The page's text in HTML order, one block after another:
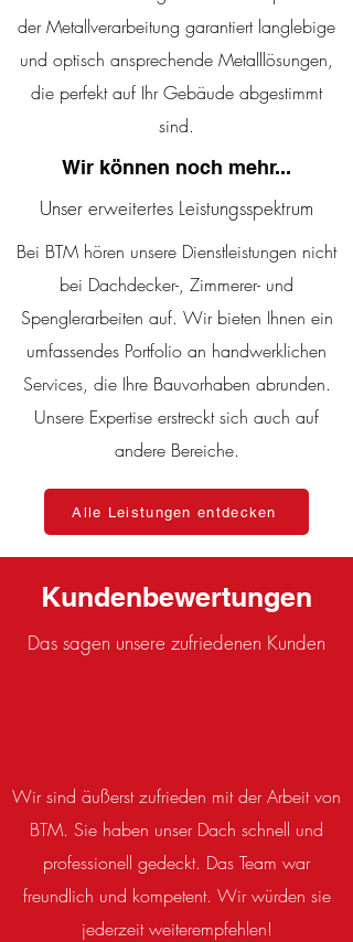
der Metallverarbeitung garantiert langlebige
und optisch ansprechende Metalllösungen,
die perfekt auf Ihr Gebäude abgestimmt
sind.
Wir können noch mehr...
Unser erweitertes Leistungsspektrum
Bei BTM hören unsere Dienstleistungen nicht
bei Dachdecker-, Zimmerer- und
Spenglerarbeiten auf. Wir bieten Ihnen ein
umfassendes Portfolio an handwerklichen
Services, die Ihre Bauvorhaben abrunden.
Unsere Expertise erstreckt sich auch auf
andere Bereiche.
Alle Leistungen entdecken
Kundenbewertungen
Das sagen unsere zufriedenen Kunden
Wir sind äußerst zufrieden mit der Arbeit von
BTM. Sie haben unser Dach schnell und
professionell gedeckt. Das Team war
freundlich und kompetent. Wir würden sie
jederzeit weiterempfehlen!